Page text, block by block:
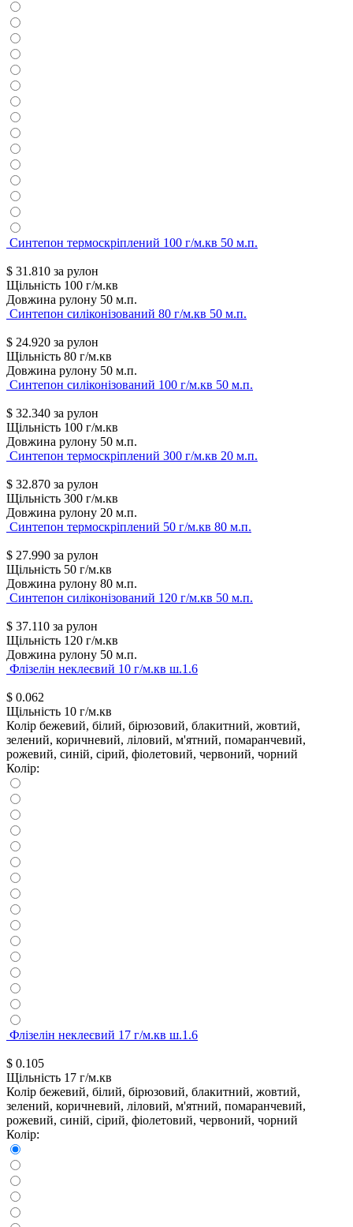
Синтепон термоскріплений 100 г/м.кв 50 м.п.
$ 31.810 за рулон
Щільність 100 г/м.кв
Довжина рулону 50 м.п.
Синтепон силіконізований 80 г/м.кв 50 м.п.
$ 24.920 за рулон
Щільність 80 г/м.кв
Довжина рулону 50 м.п.
Синтепон силіконізований 100 г/м.кв 50 м.п.
$ 32.340 за рулон
Щільність 100 г/м.кв
Довжина рулону 50 м.п.
Синтепон термоскріплений 300 г/м.кв 20 м.п.
$ 32.870 за рулон
Щільність 300 г/м.кв
Довжина рулону 20 м.п.
Синтепон термоскріплений 50 г/м.кв 80 м.п.
$ 27.990 за рулон
Щільність 50 г/м.кв
Довжина рулону 80 м.п.
Синтепон силіконізований 120 г/м.кв 50 м.п.
$ 37.110 за рулон
Щільність 120 г/м.кв
Довжина рулону 50 м.п.
Флізелін неклеєвий 10 г/м.кв ш.1.6
$ 0.062
Щільність 10 г/м.кв
Колір бежевий, білий, бірюзовий, блакитний, жовтий,
зелений, коричневий, ліловий, м'ятний, помаранчевий,
рожевий, синій, сірий, фіолетовий, червоний, чорний
Колір:
Флізелін неклеєвий 17 г/м.кв ш.1.6
$ 0.105
Щільність 17 г/м.кв
Колір бежевий, білий, бірюзовий, блакитний, жовтий,
зелений, коричневий, ліловий, м'ятний, помаранчевий,
рожевий, синій, сірий, фіолетовий, червоний, чорний
Колір: